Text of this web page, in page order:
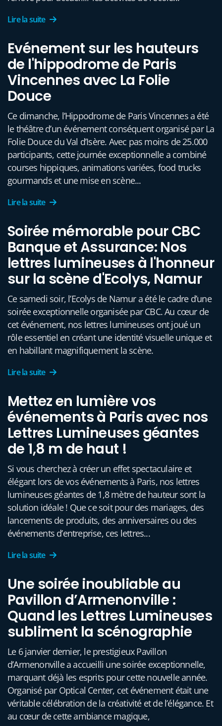
Lire la suite
Evénement sur les hauteurs
de l'hippodrome de Paris
Vincennes avec La Folie
Douce
Ce dimanche, l’Hippodrome de Paris Vincennes a été
le théâtre d’un événement conséquent organisé par La
Folie Douce du Val d’Isère. Avec pas moins de 25.000
participants, cette journée exceptionnelle a combiné
courses hippiques, animations variées, food trucks
gourmands et une mise en scène...
Lire la suite
Soirée mémorable pour CBC
Banque et Assurance: Nos
lettres lumineuses à l'honneur
sur la scène d'Ecolys, Namur
Ce samedi soir, l’Ecolys de Namur a été le cadre d’une
soirée exceptionnelle organisée par CBC. Au cœur de
cet événement, nos lettres lumineuses ont joué un
rôle essentiel en créant une identité visuelle unique et
en habillant magnifiquement la scène.
Lire la suite
Mettez en lumière vos
événements à Paris avec nos
Lettres Lumineuses géantes
de 1,8 m de haut !
Si vous cherchez à créer un effet spectaculaire et
élégant lors de vos événements à Paris, nos lettres
lumineuses géantes de 1,8 mètre de hauteur sont la
solution idéale ! Que ce soit pour des mariages, des
lancements de produits, des anniversaires ou des
événements d’entreprise, ces lettres...
Lire la suite
Une soirée inoubliable au
Pavillon d’Armenonville :
Quand les Lettres Lumineuses
subliment la scénographie
Le 6 janvier dernier, le prestigieux Pavillon
d’Armenonville a accueilli une soirée exceptionnelle,
marquant déjà les esprits pour cette nouvelle année.
Organisé par Optical Center, cet événement était une
véritable célébration de la créativité et de l’élégance. Et
au cœur de cette ambiance magique,